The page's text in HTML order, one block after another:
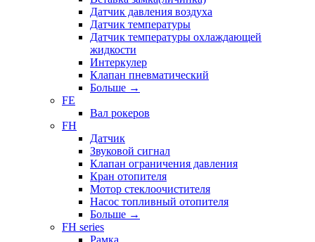
Датчик давления воздуха
Датчик температуры
Датчик температуры охлаждающей
жидкости
Интеркулер
Клапан пневматический
Больше →
FE
Вал рокеров
FH
Датчик
Звуковой сигнал
Клапан ограничения давления
Кран отопителя
Мотор стеклоочистителя
Насос топливный отопителя
Больше →
FH series
Рамка